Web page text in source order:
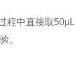
程中直接取
。